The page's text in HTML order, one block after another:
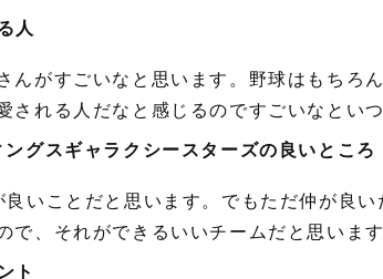
人
んがすごいなと思います。野球はもちろ
される人だなと感じるのですごいなとい
グスギャラクシースターズの良いところ
良いことだと思います。でもただ仲が良
で、それができるいいチームだと思います
ト